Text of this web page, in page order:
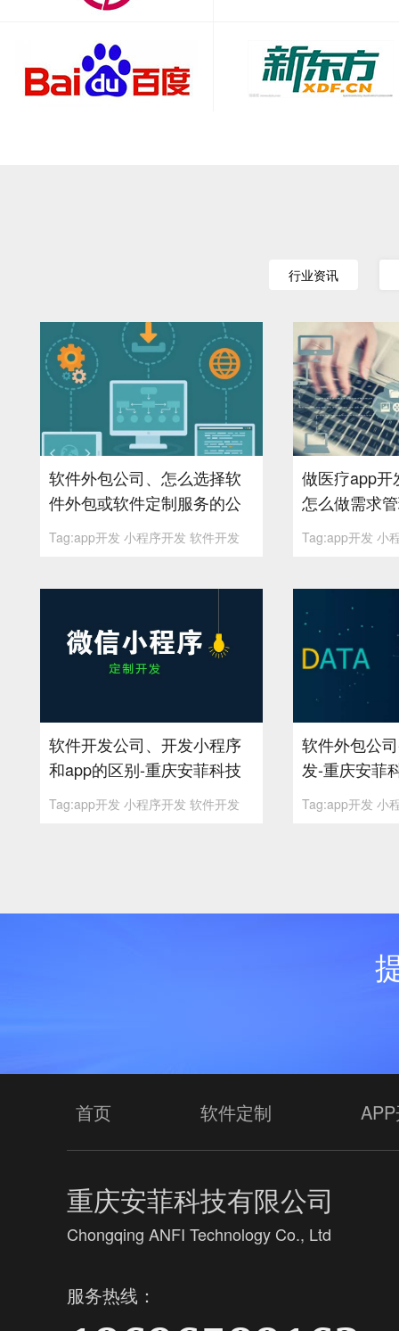
行业资讯
软件外包公司、怎么选择软
件外包或软件定制服务的公
司-重庆安菲科技
Tag:app开发 小程序开发 软件开发
做医疗app开
怎么做需求
技
Tag:app开发 小
软件开发公司、开发小程序
和app的区别-重庆安菲科技
Tag:app开发 小程序开发 软件开发
软件外包公
发-重庆安菲
Tag:app开发 小
首页 软件定制
重庆安菲科技有限公司
Chongqing ANFI Technology Co., Ltd
服务热线：